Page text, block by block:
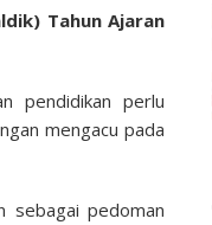
Tahun Ajaran
pendidikan perlu
mengacu pada
sebagai pedoman